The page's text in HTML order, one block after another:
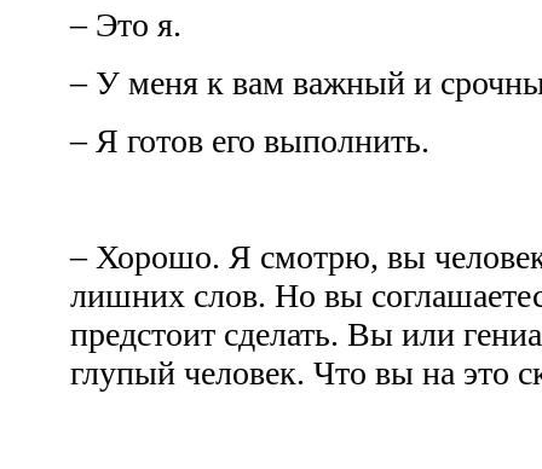
– Это я.
– У меня к вам важный и
– Я готов его выполнить.
– Хорошо. Я смотрю, вы
лишних слов. Но вы
предстоит сделать. Вы или
глупый человек. Что вы на это